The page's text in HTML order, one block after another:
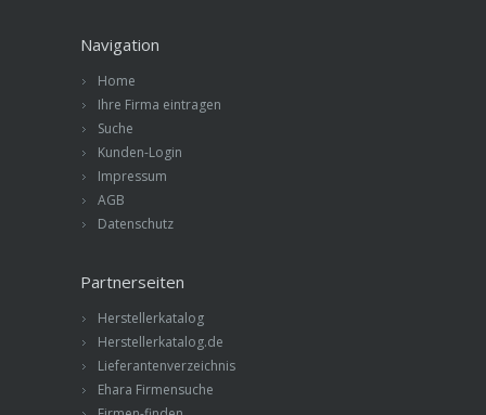
Navigation
Home
Ihre Firma eintragen
Suche
Kunden-Login
Impressum
AGB
Datenschutz
Partnerseiten
Herstellerkatalog
Herstellerkatalog.de
Lieferantenverzeichnis
Ehara Firmensuche